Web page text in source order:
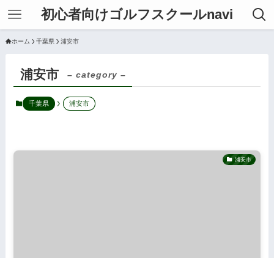
初心者向けゴルフスクールnavi
ホーム 千葉県 浦安市
浦安市 – category –
千葉県 浦安市
浦安市